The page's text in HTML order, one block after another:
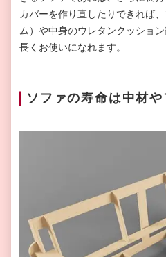
カバーを作り直したりできれば
ム）や中身のウレタンクッショ
長くお使いになれます。
ソファの寿命は中材